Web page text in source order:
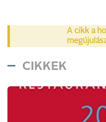
A cikk a
CIKKEK